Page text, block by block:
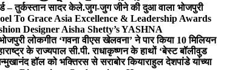
– तुर्कस्तान सादर केले.जुग-जुग जीने की दुआ वाला भोजपुरी
To Grace Asia Excellence & Leadership Awards
Designer Aisha Shetty’s YASHNA
लोकगीत ‘गवना वीएस खेलवना’ ने पार किया 10 मिलियन
के राज्यपाल सी.पी. राधाकृष्णन के हाथों ‘बेस्ट बॉलीवुड
हॉल को भक्तिरस से सराबोर कियाराहुल देशपांडे यांच्या